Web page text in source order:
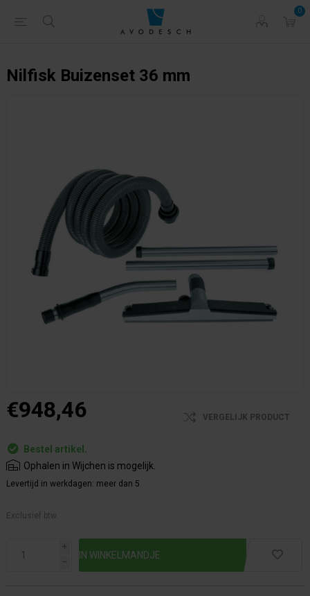
0
Nilfisk Buizenset 36 mm
€948,46 VERGELIJK PRODUCT
Bestel artikel.
Ophalen in Wijchen is mogelijk.
Levertijd in werkdagen: meer dan 5
Exclusief btw.
i
h